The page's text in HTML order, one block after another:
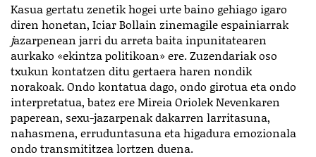
Kasua gertatu zenetik hogei urte baino gehiago igaro
diren honetan, Iciar Bollain zinemagile espainiarrak
jazarpenean jarri du arreta baita inpunitatearen
aurkako «ekintza politikoan» ere. Zuzendariak oso
txukun kontatzen ditu gertaera haren nondik
norakoak. Ondo kontatua dago, ondo girotua eta ondo
interpretatua, batez ere Mireia Oriolek Nevenkaren
paperean, sexu-jazarpenak dakarren larritasuna,
nahasmena, erruduntasuna eta higadura emozionala
ondo transmititzea lortzen duena.